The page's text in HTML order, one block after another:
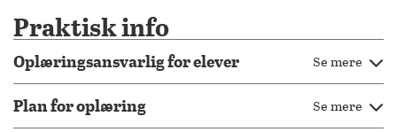
Praktisk info
Oplæringsansvarlig for elever Se mere
Plan for oplæring Se mere